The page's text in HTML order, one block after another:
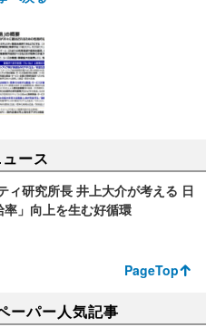
ース
ィ研究所長 井上大介が考える 日
」向上を生む好循環
PageTop
ーパー人気記事